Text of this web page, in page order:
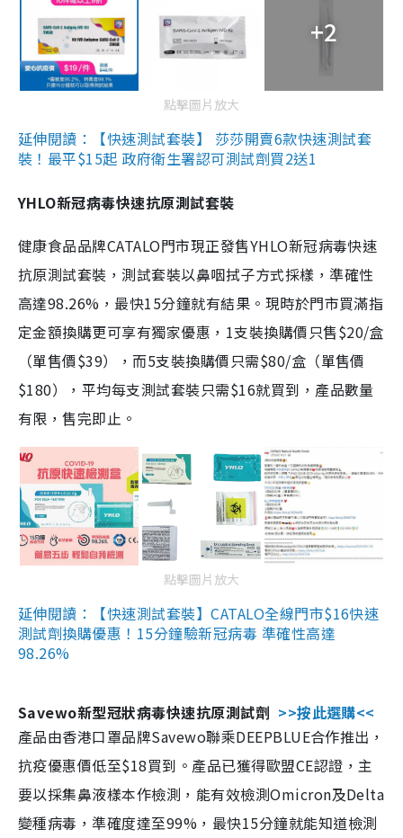
+2
點擊圖片放大
延伸閱讀：【快速測試套裝】 莎莎開賣6款快速測試套
裝！最平$15起 政府衛生署認可測試劑買2送1
YHLO新冠病毒快速抗原測試套裝
健康食品品牌CATALO門市現正發售YHLO新冠病毒快速
抗原測試套裝，測試套裝以鼻咽拭子方式採樣，準確性
高達98.26%，最快15分鐘就有結果。現時於門市買滿指
定金額換購更可享有獨家優惠，1支裝換購價只售$20/盒
（單售價$39），而5支裝換購價只需$80/盒（單售價
$180），平均每支測試套裝只需$16就買到，產品數量
有限，售完即止。
點擊圖片放大
延伸閱讀：【快速測試套裝】CATALO全線門市$16快速
測試劑換購優惠！15分鐘驗新冠病毒 準確性高達
98.26%
Savewo新型冠狀病毒快速抗原測試劑 >>按此選購<<
產品由香港口罩品牌Savewo聯乘DEEPBLUE合作推出，
抗疫優惠價低至$18買到。產品已獲得歐盟CE認證，主
要以採集鼻液樣本作檢測，能有效檢測Omicron及Delta
變種病毒，準確度達至99%，最快15分鐘就能知道檢測